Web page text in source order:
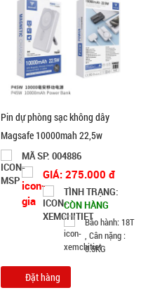
Pin dự phòng sạc không dây
Magsafe 10000mah 22,5w
Phantom P45
MÃ SP: 004886
GIÁ: 275.000 đ
TÌNH TRẠNG:
CÒN HÀNG
Bảo hành: 18T
, Cân nặng :
0.5KG
Đặt hàng